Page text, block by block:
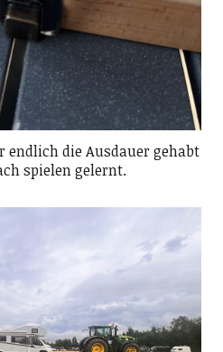
endlich die Ausdauer gehabt
spielen gelernt.